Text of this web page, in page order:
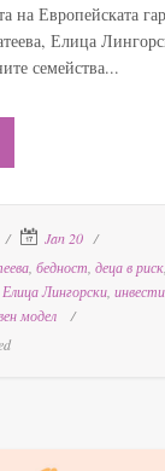
на Европейската
Елица
семейства...
Jan 20
бедност деца в риск
Елица Лингорски
модел